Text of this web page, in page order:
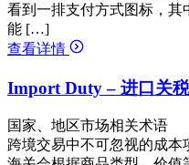
看到一排支付方式图标，其
能 […]
查看详情
Import Duty – 进口关税
国家、地区市场相关术语
跨境交易中不可忽视的成本